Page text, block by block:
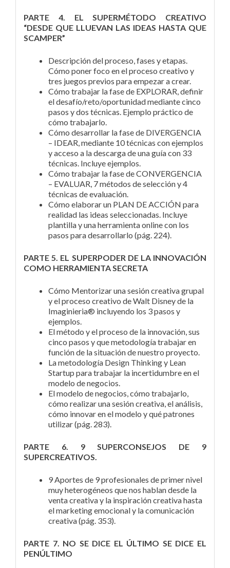
PARTE 4. EL SUPERMÉTODO CREATIVO
“DESDE QUE LLUEVAN LAS IDEAS HASTA QUE
SCAMPER”
Descripción del proceso, fases y etapas.
Cómo poner foco en el proceso creativo y
tres juegos previos para empezar a crear.
Cómo trabajar la fase de EXPLORAR, definir
el desafío/reto/oportunidad mediante cinco
pasos y dos técnicas. Ejemplo práctico de
cómo trabajarlo.
Cómo desarrollar la fase de DIVERGENCIA
– IDEAR, mediante 10 técnicas con ejemplos
y acceso a la descarga de una guía con 33
técnicas. Incluye ejemplos.
Cómo trabajar la fase de CONVERGENCIA
– EVALUAR, 7 métodos de selección y 4
técnicas de evaluación.
Cómo elaborar un PLAN DE ACCIÓN para
realidad las ideas seleccionadas. Incluye
plantilla y una herramienta online con los
pasos para desarrollarlo (pág. 224).
PARTE 5. EL SUPERPODER DE LA INNOVACIÓN
COMO HERRAMIENTA SECRETA
Cómo Mentorizar una sesión creativa grupal
y el proceso creativo de Walt Disney de la
Imaginieria® incluyendo los 3 pasos y
ejemplos.
El método y el proceso de la innovación, sus
cinco pasos y que metodología trabajar en
función de la situación de nuestro proyecto.
La metodología Design Thinking y Lean
Startup para trabajar la incertidumbre en el
modelo de negocios.
El modelo de negocios, cómo trabajarlo,
cómo realizar una sesión creativa, el análisis,
cómo innovar en el modelo y qué patrones
utilizar (pág. 283).
PARTE 6. 9 SUPERCONSEJOS DE 9
SUPERCREATIVOS.
9 Aportes de 9 profesionales de primer nivel
muy heterogéneos que nos hablan desde la
venta creativa y la inspiración creativa hasta
el marketing emocional y la comunicación
creativa (pág. 353).
PARTE 7. NO SE DICE EL ÚLTIMO SE DICE EL
PENÚLTIMO